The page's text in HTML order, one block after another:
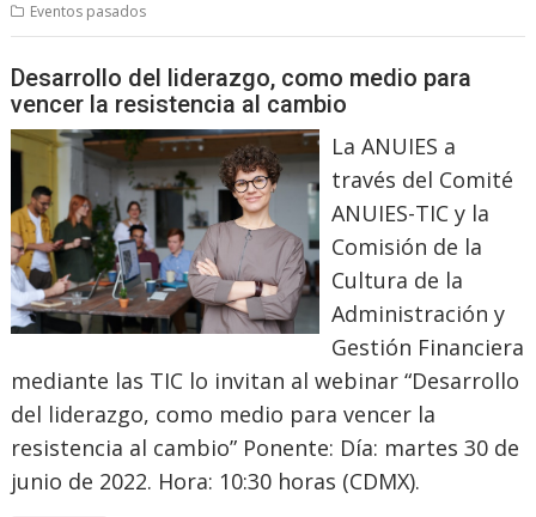
Eventos pasados
Desarrollo del liderazgo, como medio para
vencer la resistencia al cambio
La ANUIES a
través del Comité
ANUIES-TIC y la
Comisión de la
Cultura de la
Administración y
Gestión Financiera
mediante las TIC lo invitan al webinar “Desarrollo
del liderazgo, como medio para vencer la
resistencia al cambio” Ponente: Día: martes 30 de
junio de 2022. Hora: 10:30 horas (CDMX).